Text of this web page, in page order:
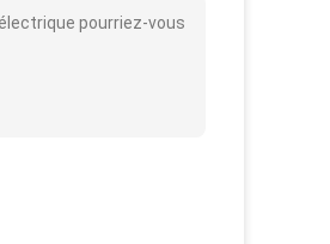
pourriez-vous